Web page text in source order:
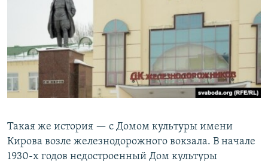
Такая же история — с Домом культуры имени
Кирова возле железнодорожного вокзала. В начале
1930-х годов недостроенный Дом культуры